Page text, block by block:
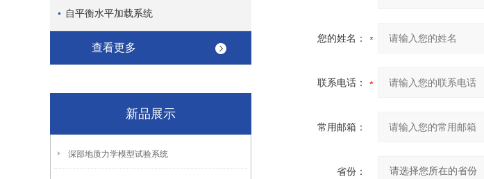
自平衡水平加载系统
查看更多
新品展示
深部地质力学模型试验系统
您的姓名：
联系电话：
常用邮箱：
省份：